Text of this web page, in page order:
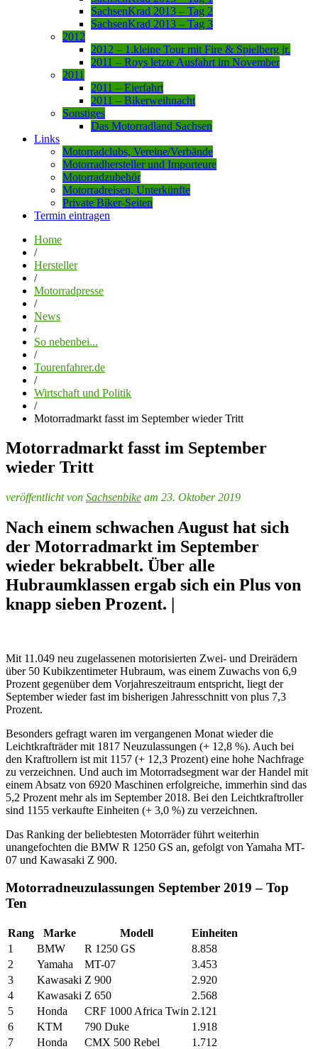
SachsenKrad 2013 – Tag 2
SachsenKrad 2013 – Tag 3
2012
2012 – 1.kleine Tour mit Fire & Spielberg jr.
2011 – Roys letzte Ausfahrt im November
2011
2011 – Eierfahrt
2011 – Bikerweihnacht
Sonstiges
Das Motorradland Sachsen
Links
Motorradclubs, Vereine/Verbände
Motorradhersteller und Importeure
Motorradzubehör
Motorradreisen, Unterkünfte
Private Biker-Seiten
Termin eintragen
Home
/
Hersteller
/
Motorradpresse
/
News
/
So nebenbei...
/
Tourenfahrer.de
/
Wirtschaft und Politik
/
Motorradmarkt fasst im September wieder Tritt
Motorradmarkt fasst im September
wieder Tritt
veröffentlicht von Sachsenbike am 23. Oktober 2019
Nach einem schwachen August hat sich
der Motorradmarkt im September
wieder bekrabbelt. Über alle
Hubraumklassen ergab sich ein Plus von
knapp sieben Prozent. |
Mit 11.049 neu zugelassenen motorisierten Zwei- und Dreirädern
über 50 Kubikzentimeter Hubraum, was einem Zuwachs von 6,9
Prozent gegenüber dem Vorjahreszeitraum entspricht, liegt der
September wieder fast im bisherigen Jahresschnitt von plus 7,3
Prozent.
Besonders gefragt waren im vergangenen Monat wieder die
Leichtkrafträder mit 1817 Neuzulassungen (+ 12,8 %). Auch bei
den Kraftrollern ist mit 1157 (+ 12,3 Prozent) eine hohe Nachfrage
zu verzeichnen. Und auch im Motorradsegment war der Handel mit
einem Absatz von 6920 Maschinen erfolgreiche, immerhin sind das
5,2 Prozent mehr als im September 2018. Bei den Leichtkraftroller
sind 1155 verkaufte Einheiten (+ 3,0 %) zu verzeichnen.
Das Ranking der beliebtesten Motorräder führt weiterhin
unangefochten die BMW R 1250 GS an, gefolgt von Yamaha MT-
07 und Kawasaki Z 900.
Motorradneuzulassungen September 2019 – Top
Ten
Rang Marke Modell
Einheiten
1
BMW R 1250 GS
8.858
2
Yamaha MT-07
3.453
3
Kawasaki Z 900
2.920
4
Kawasaki Z 650
2.568
5
Honda CRF 1000 Africa Twin 2.121
6
KTM 790 Duke
1.918
7
Honda CMX 500 Rebel
1.712